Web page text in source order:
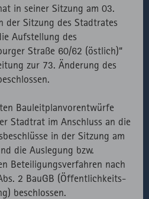
in seiner Sitzung am 03.
der Sitzung des Stadtrates
Aufstellung des
Straße 60/62 (östlich)“
zur 73. Änderung des
Bauleitplanvorentwürfe
Stadtrat im Anschluss an die
in der Sitzung am
die Auslegung bzw.
Beteiligungsverfahren nach
2 BauGB (Öffentlichkeits-
beschlossen.
der für
die
1
Session
HTML Website
30
Minuten
HTML Matomo
Anzeige von
Readspeaker.